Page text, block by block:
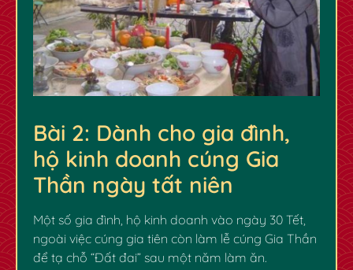
Bài 2: Dành cho gia đình,
hộ kinh doanh cúng Gia
Thần ngày tất niên
Một số gia đình, hộ kinh doanh vào ngày 30 Tết,
ngoài việc cúng gia tiên còn làm lễ cúng Gia Thần
để tạ chỗ “Đất đai” sau một năm làm ăn.